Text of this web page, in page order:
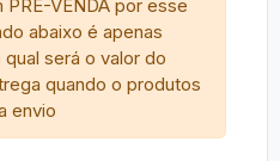
VENDA por esse
abaixo é apenas
qual será o valor do
quando o produtos
envio